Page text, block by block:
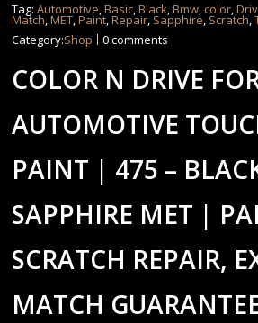
Tag:Automotive,Basic,Black,Bmw, color,
Match,MET,Paint,Repair, Sapphire, Scratch,
Category:Shop 0 comments
COLOR N DRIVE
AUTOMOTIVE
PAINT | 475 –
SAPPHIRE MET |
SCRATCH REPAIR,
MATCH